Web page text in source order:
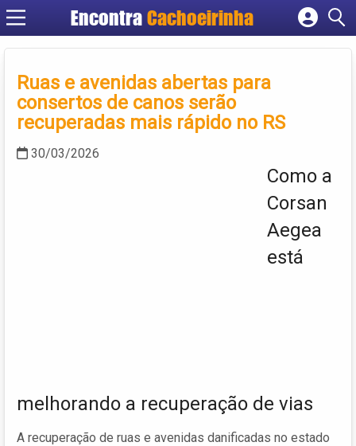
Encontra Cachoeirinha
Cadastrar empresa
Criar conta
Ruas e avenidas abertas para
consertos de canos serão
recuperadas mais rápido no RS
30/03/2026
Como a
Corsan
Aegea
está
melhorando a recuperação de vias
A recuperação de ruas e avenidas danificadas no estado